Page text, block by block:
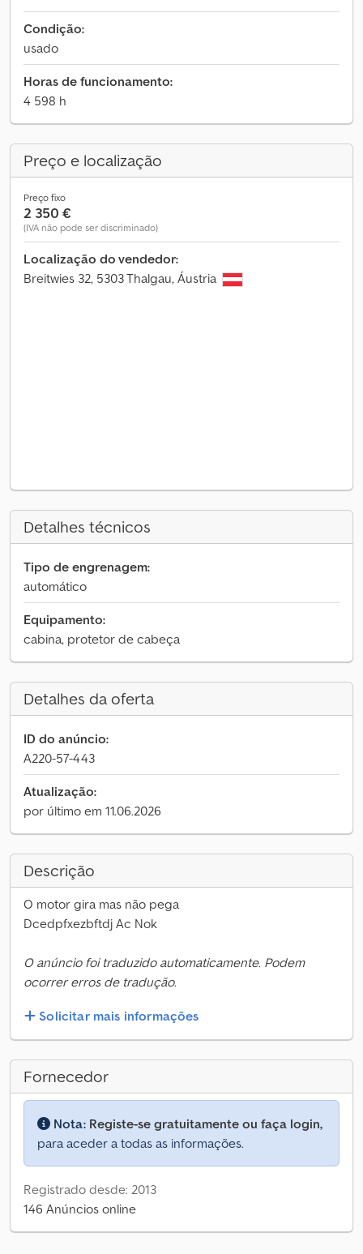
Condição:
usado
Horas de funcionamento:
4 598 h
Preço e localização
Preço fixo
2 350 €
(IVA não pode ser discriminado)
Localização do vendedor:
Breitwies 32, 5303 Thalgau, Áustria
Detalhes técnicos
Tipo de engrenagem:
automático
Equipamento:
cabina, protetor de cabeça
Detalhes da oferta
ID do anúncio:
A220-57-443
Atualização:
por último em 11.06.2026
Descrição
O motor gira mas não pega
Dcedpfxezbftdj Ac Nok
O anúncio foi traduzido automaticamente. Podem
ocorrer erros de tradução.
Solicitar mais informações
Fornecedor
Nota: Registe-se gratuitamente ou faça login,
para aceder a todas as informações.
Registrado desde: 2013
146 Anúncios online